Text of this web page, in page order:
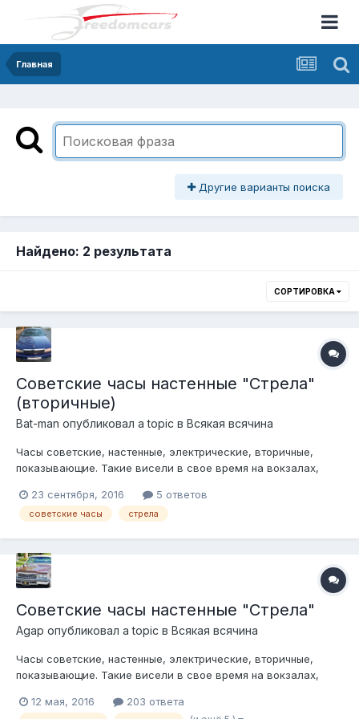
Главная
Другие варианты поиска
Найдено: 2 результата
СОРТИРОВКА
Советские часы настенные "Стрела"
(вторичные)
Bat-man опубликовал a topic в Всякая всячина
Часы советские, настенные, электрические, вторичные,
показывающие. Такие висели в свое время на вокзалах,
"первичные" читаем тут:
http://freedomcars.ru/iboard/index.php?
23 сентября, 2016 5 ответов
советские часы стрела
Советские часы настенные "Стрела"
Agap опубликовал a topic в Всякая всячина
Часы советские, настенные, электрические, вторичные,
показывающие. Такие висели в свое время на вокзалах,
просто циферблат со стрелками, толпой вторичных часов
12 мая, 2016 203 ответа